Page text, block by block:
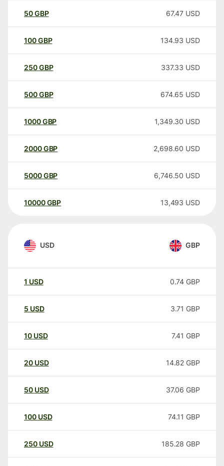
50GBP 67.47 USD
100GBP 134.93 USD
250GBP 337.33 USD
500GBP 674.65 USD
1000GBP 1,349.30 USD
2000GBP 2,698.60 USD
5000GBP 6,746.50 USD
10000 GBP 13,493 USD
USD GBP
1 USD 0.74 GBP
5 USD 3.71 GBP
10 USD 7.41 GBP
20 USD 14.82 GBP
50 USD 37.06 GBP
100 USD 74.11 GBP
250 USD 185.28 GBP